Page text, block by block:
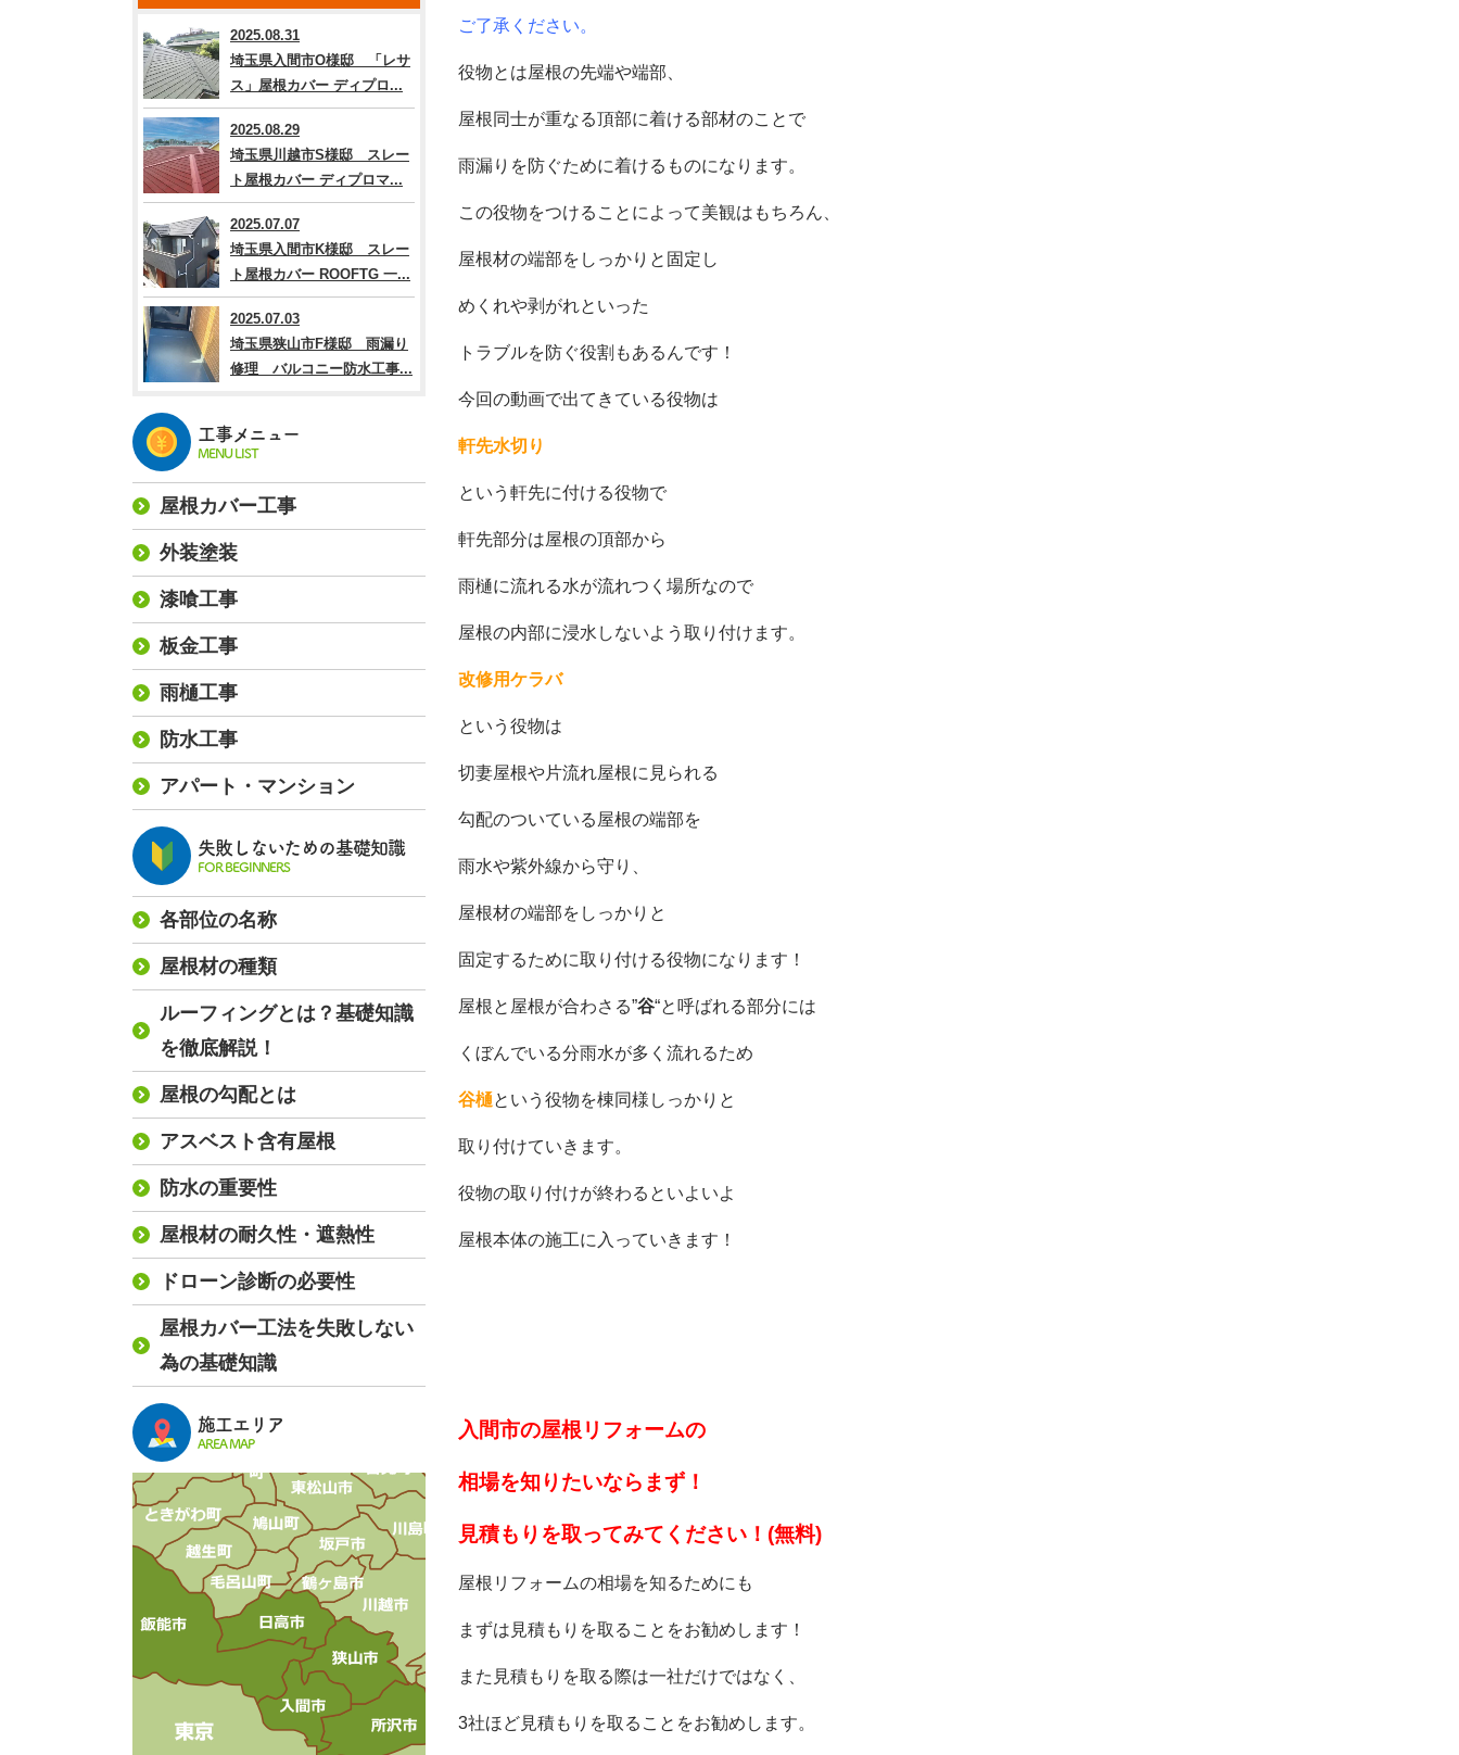
ご了承ください。
役物とは屋根の先端や端部、
屋根同士が重なる頂部に着ける部材のことで
雨漏りを防ぐために着けるものになります。
この役物をつけることによって美観はもちろん、
屋根材の端部をしっかりと固定し
めくれや剥がれといった
トラブルを防ぐ役割もあるんです！
今回の動画で出てきている役物は
軒先水切り
という軒先に付ける役物で
軒先部分は屋根の頂部から
雨樋に流れる水が流れつく場所なので
屋根の内部に浸水しないよう取り付けます。
改修用ケラバ
という役物は
切妻屋根や片流れ屋根に見られる
勾配のついている屋根の端部を
雨水や紫外線から守り、
屋根材の端部をしっかりと
固定するために取り付ける役物になります！
屋根と屋根が合わさる”谷“と呼ばれる部分には
くぼんでいる分雨水が多く流れるため
谷樋という役物を棟同様しっかりと
取り付けていきます。
役物の取り付けが終わるといよいよ
屋根本体の施工に入っていきます！
入間市の屋根リフォームの
相場を知りたいなら まず！
見積もりを取ってみてください！(無料)
屋根リフォームの相場を知るためにも
まずは見積もりを取ることをお勧めします！
また見積もりを取る際は一社だけではなく、
3社ほど見積もりを取ることをお勧めします。
2025.08.31
埼玉県入間市O様邸 「レサ
ス」屋根カバー ディプロ...
2025.08.29
埼玉県川越市S様邸 スレー
ト屋根カバー ディプロマ...
2025.07.07
埼玉県入間市K様邸 スレー
ト屋根カバー ROOFTG 一...
2025.07.03
埼玉県狭山市F様邸 雨漏り
修理 バルコニー防水工事...
工事メニュー
MENU LIST
屋根カバー工事
外装塗装
漆喰工事
板金工事
雨樋工事
防水工事
アパート・マンション
失敗しないための基礎知識
FOR BEGINNERS
各部位の名称
屋根材の種類
ルーフィングとは？基礎知識
を徹底解説！
屋根の勾配とは
アスベスト含有屋根
防水の重要性
屋根材の耐久性・遮熱性
ドローン診断の必要性
屋根カバー工法を失敗しない
為の基礎知識
施工エリア
AREA MAP